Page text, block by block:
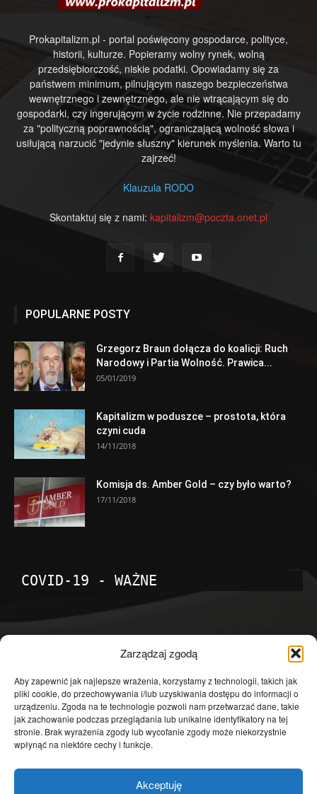
Zarządzaj zgodą
Aby zapewnić jak najlepsze wrażenia, korzystamy z technologii, takich jak
pliki cookie, do przechowywania i/lub uzyskiwania dostępu do informacji o
urządzeniu. Zgoda na te technologie pozwoli nam przetwarzać dane, takie
jak zachowanie podczas przeglądania lub unikalne identyfikatory na tej
stronie. Brak wyrażenia zgody lub wycofanie zgody może niekorzystnie
wpłynąć na niektóre cechy i funkcje.
Akceptuję
Prokapitalizm.pl - portal poświęcony gospodarce, polityce,
historii, kulturze. Popieramy wolny rynek, wolną
przedsiębiorczość, niskie podatki. Opowiadamy się za
państwem minimum, pilnującym naszego bezpieczeństwa
wewnętrznego i zewnętrznego, ale nie wtrącającym się do
gospodarki, czy ingerującym w życie rodzinne. Nie przepadamy
za "polityczną poprawnością", ograniczającą wolność słowa i
usiłującą narzucić "jedynie słuszny" kierunek myślenia. Warto tu
zajrzeć!
Klauzula RODO
Skontaktuj się z nami: kapitalizm@poczta.onet.pl
POPULARNE POSTY
Grzegorz Braun dołącza do koalicji: Ruch
Narodowy i Partia Wolność. Prawica...
05/01/2019
Kapitalizm w poduszce – prostota, która
czyni cuda
14/11/2018
Komisja ds. Amber Gold – czy było warto?
17/11/2018
COVID-19 - WAŻNE
Temat dnia
4601
Publicystyka
4363
Polityka
3639
Polska
Społeczeństwo
2823